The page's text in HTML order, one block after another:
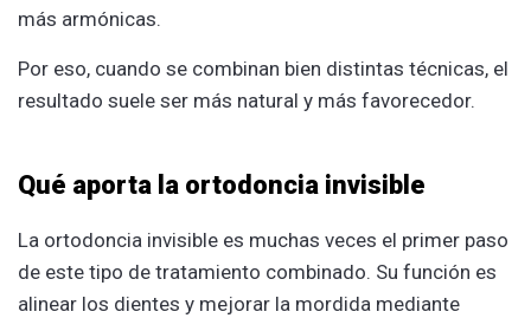
más armónicas.
Por eso, cuando se combinan bien distintas técnicas, el
resultado suele ser más natural y más favorecedor.
Qué aporta la ortodoncia invisible
La ortodoncia invisible es muchas veces el primer paso
de este tipo de tratamiento combinado. Su función es
alinear los dientes y mejorar la mordida mediante